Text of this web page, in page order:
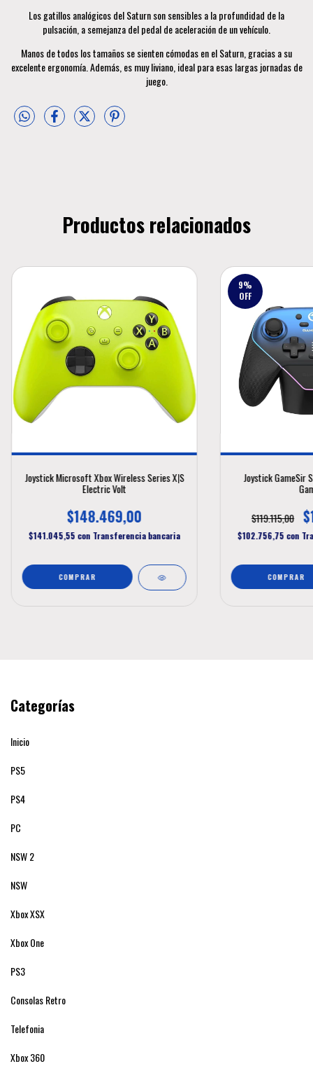
Los gatillos analógicos del Saturn son sensibles a la profundidad de la
pulsación, a semejanza del pedal de aceleración de un vehículo.
Manos de todos los tamaños se sienten cómodas en el Saturn, gracias a su
excelente ergonomía. Además, es muy liviano, ideal para esas largas jornadas de
juego.
Productos relacionados
Joystick Microsoft Xbox Wireless Series X|S
Electric Volt
$148.469,00
$141.045,55 con Transferencia bancaria
9%
OFF
Joystick GameSir
$119.115,00
$102.756,75 con
Categorías
Inicio
PS5
PS4
PC
NSW 2
NSW
Xbox XSX
Xbox One
PS3
Consolas Retro
Telefonia
Xbox 360